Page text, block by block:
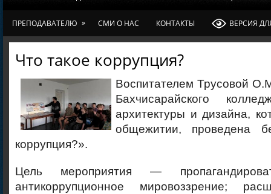
ПРЕПОДАВАТЕЛЮ » СМИ О НАС КОНТАКТЫ ВЕРСИЯ
Что такое коррупция?
Воспитателем Трусовой
Бахчисарайского
архитектуры и дизайна,
общежитии, проведена
коррупция?».
Цель мероприятия —
антикоррупционное мировоззрение;